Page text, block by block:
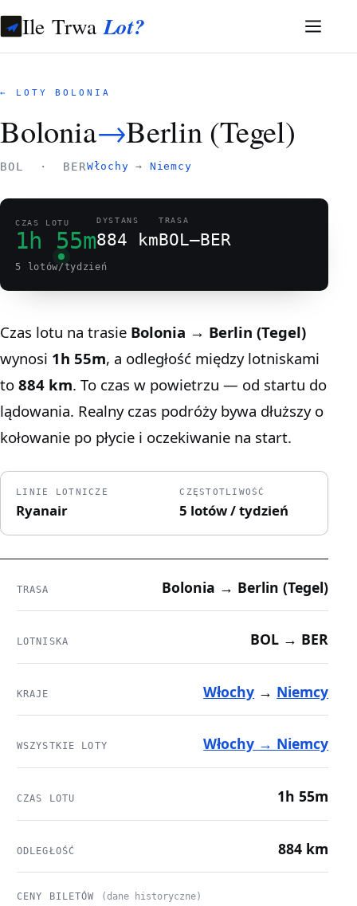
Ile TrwaLot?
← LOTY BOLONIA
Bolonia→Berlin (Tegel)
BOL · BERWłochy → Niemcy
CZAS LOTU
1h 55m
DYSTANS
884 km
TRASA
BOL–BER
5 lotów/tydzień
Czas lotu na trasie Bolonia → Berlin (Tegel)
wynosi 1h 55m, a odległość między lotniskami
to 884 km. To czas w powietrzu — od startu do
lądowania. Realny czas podróży bywa dłuższy o
kołowanie po płycie i oczekiwanie na start.
LINIE LOTNICZE
Ryanair
CZĘSTOTLIWOŚĆ
5 lotów / tydzień
TRASA Bolonia → Berlin (Tegel)
LOTNISKA BOL → BER
KRAJE Włochy → Niemcy
WSZYSTKIE LOTY Włochy → Niemcy
CZAS LOTU 1h 55m
ODLEGŁOŚĆ 884 km
CENY BILETÓW (dane historyczne)